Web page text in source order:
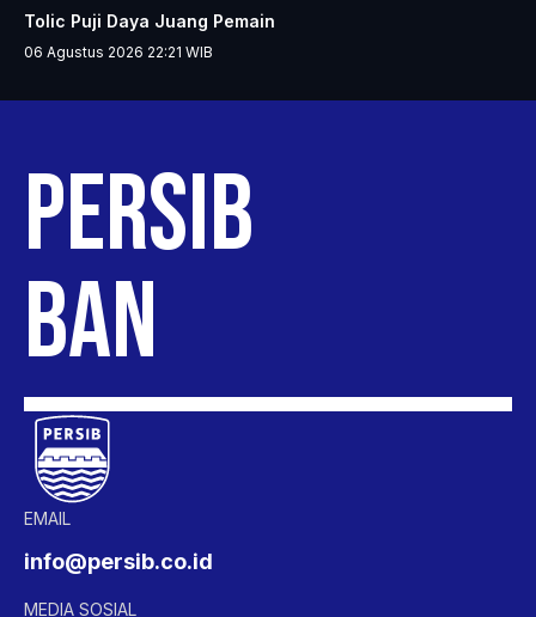
Tolic Puji Daya Juang Pemain
06 Agustus 2026 22:21 WIB
PERSIB
BANDUNG
EMAIL
info@persib.co.id
MEDIA SOSIAL